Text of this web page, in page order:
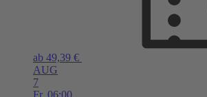
ab 49,39 €
AUG
7
Fr, 06:00